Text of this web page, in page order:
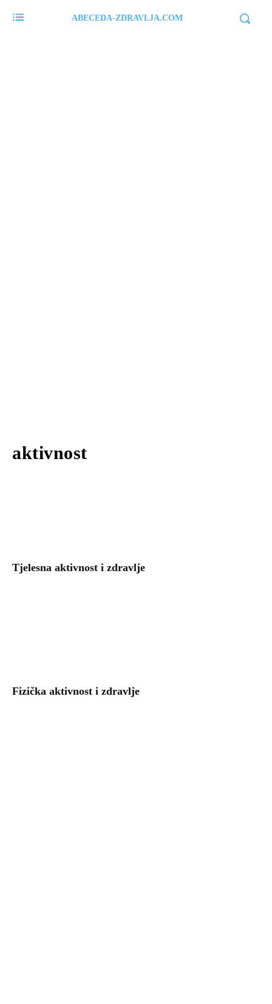
ABECEDA-ZDRAVLJA.COM
aktivnost
Tjelesna aktivnost i zdravlje
Fizička aktivnost i zdravlje